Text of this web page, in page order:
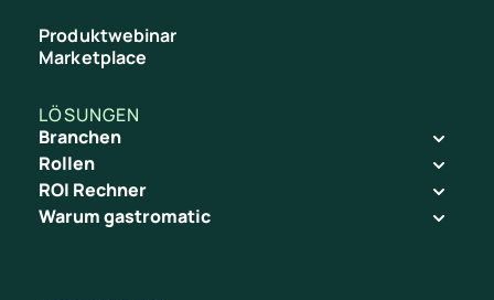
Produktwebinar
Marketplace
LÖSUNGEN
Branchen
Rollen
ROI Rechner
Warum gastromatic